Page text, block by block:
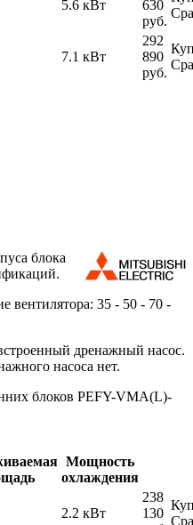
5.6 кВт
630
руб.
7.1 кВт
292
890
руб.
блока
вентилятора: 35 - 50 - 70 -
дренажный насос.
насоса нет.
блоков PEFY-VMA(L)-
Мощность
охлаждения
2.2 кВт
238
130